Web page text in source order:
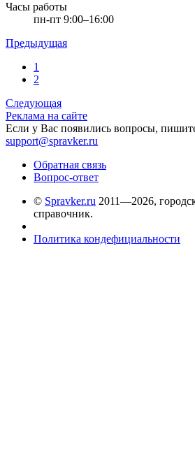
Часы работы
пн-пт 9:00–16:00
Предыдущая
1
2
Следующая
Реклама на сайте
Если у Вас появились вопросы,
support@spravker.ru
Обратная связь
Вопрос-ответ
© Spravker.ru 2011—2026,
справочник.
Политика кондефициальности